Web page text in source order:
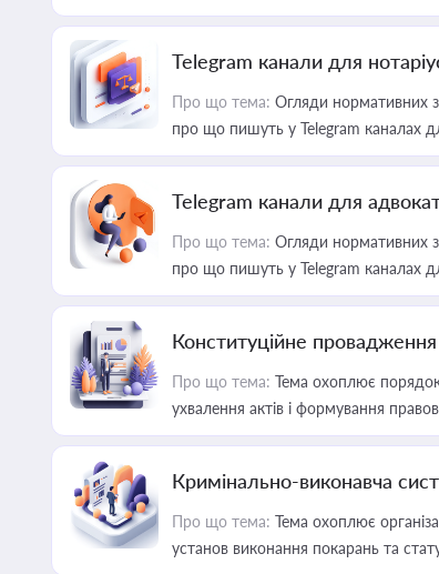
Telegram канали для
Про що тема: Огляди нормативних
про що пишуть у Telegram каналах
Telegram канали для
Про що тема: Огляди нормативних
про що пишуть у Telegram каналах
Конституційне провадження
Про що тема: Тема охоплює
ухвалення актів і формування
Кримінально-виконавча
Про що тема: Тема охоплює
установ виконання покарань та